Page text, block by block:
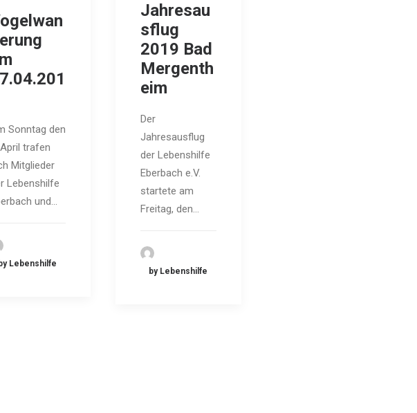
Sonntag den
trafen
Mitglieder
Lebenshilfe
und…
by Lebenshilfe
Jahresau
sflug
2019 Bad
Mergenth
eim
Der
Jahresausflug
der Lebenshilfe
Eberbach e.V.
startete am
Freitag, den…
by Lebenshilfe